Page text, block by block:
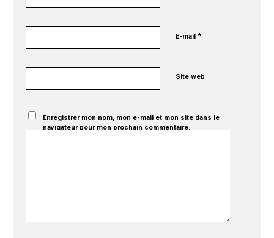
E-mail*
Site web
Enregistrer mon nom, mon e-mail et mon site dans le
navigateur pour mon prochain commentaire.